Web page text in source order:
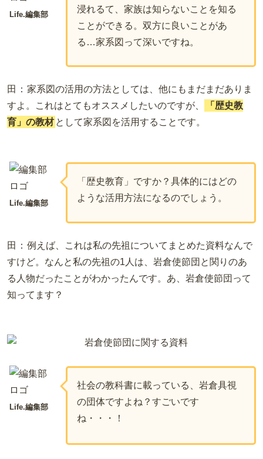
Life.編集部
浸れるて、家族は知らないことを知る
ことができる。双方に良いことがあ
る…家系図って深いですね。
田： 家系図の活用の方法としては、他にもまだまだありま
すよ。
これはとてもオススメしたいのですが、
「歴史教
育」の教材 として家系図を活用することです。
Life.編集部
「歴史教育」ですか？具体的にはどの
ような活用方法になるのでしょう。
田： 例えば、これは私の先祖についてまとめた資料なんで
すけど。なんと私の先祖の1人は、岩倉使節団と関りのあ
る人物だったことがわかったんです。 あ、岩倉使節団って
知ってます？
Life.編集部
社会の教科書に載っている、岩倉具視
の団体ですよね？すごいです
ね・・・！